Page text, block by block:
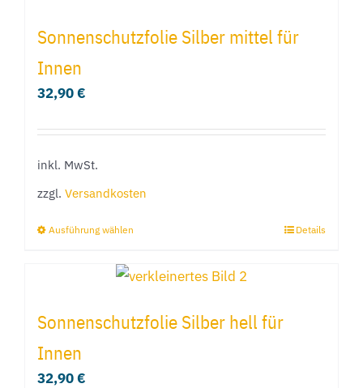
Sonnenschutzfolie Silber mittel für
Innen
32,90€
inkl. MwSt.
zzgl. Versandkosten
Ausführung wählen
weist
Varianten
Details
Sonnenschutzfolie Silber hell für
Innen
32,90€